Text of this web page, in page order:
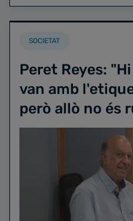
SOCIETAT
Peret Reyes:
van amb
però allò no és